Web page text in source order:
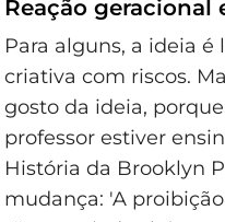
Reação geracional
Para alguns, a ideia
criativa com riscos.
gosto da ideia,
professor estiver
História da Brooklyn
mudança: 'A